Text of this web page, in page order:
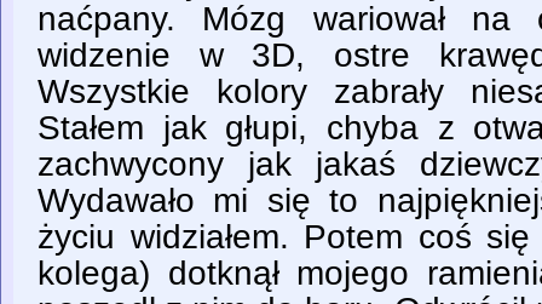
naćpany. Mózg wariował na
widzenie w 3D, ostre
Wszystkie kolory zabrały
Stałem jak głupi, chyba z
zachwycony jak jakaś
Wydawało mi się to
życiu widziałem. Potem coś
kolega) dotknął mojego